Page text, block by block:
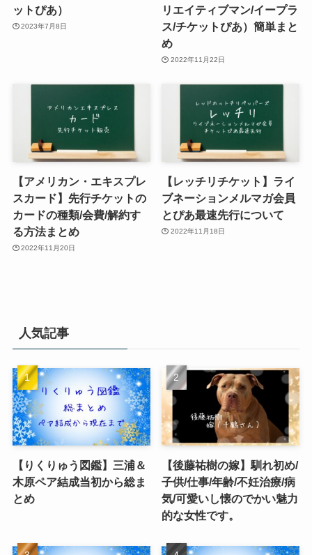
ットぴあ）
2023年7月8日
リエイティブマン/イープラ
ス/チケットぴあ）簡単まと
め
2022年11月22日
【アメリカン・エキスプレ
スカード】先行チケットの
カードの種類/会費/解約す
る方法まとめ
2022年11月20日
【レッチリチケット】ライ
ブネーションメルマガ会員
とぴあ最速先行について
2022年11月18日
人気記事
【りくりゅう図鑑】三浦＆
木原ペア結成当初から総ま
とめ
【後藤祐樹の嫁】馴れ初め/
子供/仕事/年齢/不妊治療/病
気/可愛いし懐のでかい魅力
的な女性です。